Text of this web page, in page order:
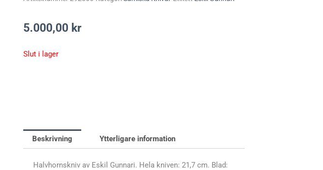
5.000,00 kr
Slut i lager
Beskrivning Ytterligare information
Halvhornskniv av Eskil Gunnari. Hela kniven: 21,7 cm. Blad: